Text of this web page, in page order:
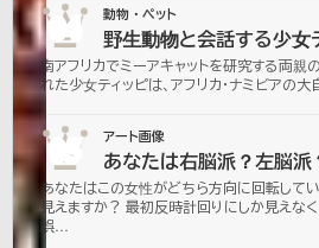
ス
タ
ン
ド
04 動物・ペット
野生動物と会話する少女
南アフリカでミーアキャットを研究する両親
れた少女ティッピは、アフリカ・ナミビアの
05 アート画像
あなたは右脳派？左脳派
あなたはこの女性がどちら方向に回転して
見えますか？ 最初反時計回りにしか見えな
誤…